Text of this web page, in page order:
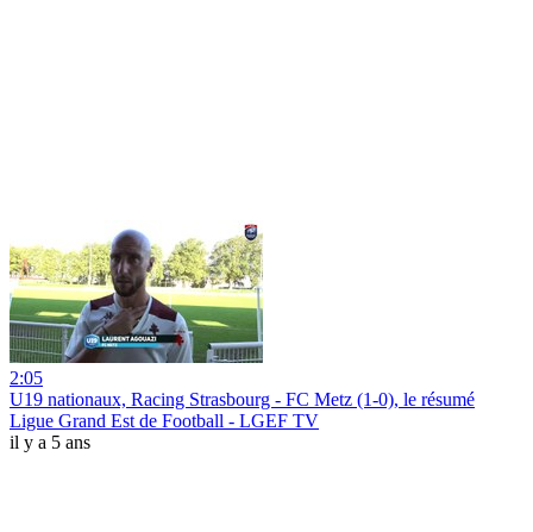
2:05
U19 nationaux, Racing Strasbourg - FC Metz (1-0), le résumé
Ligue Grand Est de Football - LGEF TV
il y a 5 ans